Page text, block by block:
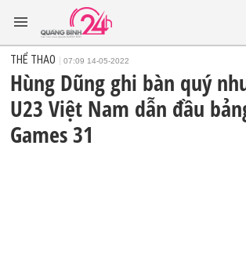
THỂ THAO 07:09 14-05-2022
Hùng Dũng ghi bàn quý
U23 Việt Nam dẫn đầu
Games 31